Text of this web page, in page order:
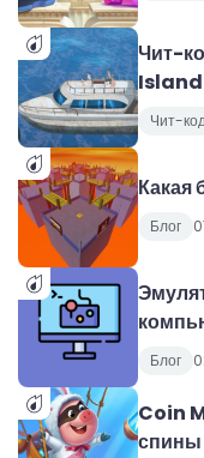
Чит-
Island
Чит-
Какая
Блог
Блог
Coin
спины